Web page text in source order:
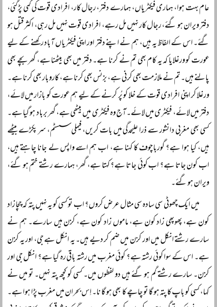
عام بہت ہوا، ہماری فیکٹریاں، ہمارے دفتر، رجال کار، افرادی قوت کی کمی پڑ گئی،
دفتر ویران ہو گئے، رجال کار نہیں مل رہے، افرادی قوت نہیں مل رہی، اکثر قتل ہو
گئے۔ اس کے الفاظ یہ ہیں، ہم نے اپنے دفتر اور اپنی فیکٹریاں آباد رکھنے کے لیے
عورت کو ورغلایا کہ یہ کام بھی تم نے کرنا ہے۔ دفتر میں بھی بیٹھنا ہے، گھر بچے بھی
پالنے ہیں۔ تم نے ملازمت بھی کرنی ہے، بزنس بھی کرنا ہے، کاروبار بھی کرنا ہے۔
ورغلا کر اپنی افرادی قوت کے خلا کو پُر کرنے کے لیے ہم عورت کو بازار میں لائے،
دفتر میں لائے، فیکٹری میں لائے۔ آج وہ فیکٹری میں بیٹھی ہے، گھر برباد ہو گیا ہے۔
کسی بھی مغربی دانشور سے ذرا علیحدگی میں بات کریں، فیملی سسٹم، سر پکڑے بیٹھے
ہیں، کیا ہوا ہے؟ گورباچوف کا کہنا ہے، اب ہم اسے واپس لے جانا چاہتے ہیں،
اب کون جاتا ہے؟ اب کوئی جاتا ہے؟ کہتا ہے، گھر، ہمارے رشتے ختم ہو گئے،
ویران ہو گئے۔
میں ایک چھوٹی سی سادہ سی مثال عرض کروں؟ اب تو کسی کو یہ نہیں پتہ کہ چچا زاد
کون ہے، پھوپھی زاد کون ہے، ماموں زاد کون ہے، کزن ہیں سارے۔ ہم نے
سارے رشتے انکل میں اور کزن میں ضم کر دیے ہیں۔ یہ انکل ہے جی، اور یہ کزن
ہے۔ اس کے سوا کوئی رشتہ ہے؟ کوئی مغرب میں رشتہ باقی رہ گیا ہے؟ انکل جی اور
کزن۔ سارے رشتے گم ہو گئے ہیں دو لفظوں میں۔ کسی کو کچھ پتہ نہیں۔ تو میں نے
کہا، کسی کو باپ کا پتہ ہو گا تو چاچے کا بھی ہو گا نا۔ اِس بحران میں مغرب پڑا ہوا ہے۔